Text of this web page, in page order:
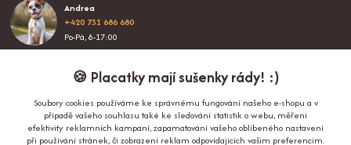
Andrea
+420 731 686 680
Po-Pá, 8-17:00
info@proplacatky.cz🍪 Placatky mají sušenky rády! :)
Soubory cookies používáme ke správnému fungování našeho e-shopu a v
případě vašeho souhlasu také ke sledování statistik o webu, měření
efektivity reklamních kampaní, zapamatování vašeho oblíbeného nastavení
při používání stránek, či zobrazení reklam odpovídajících vašim preferencím.